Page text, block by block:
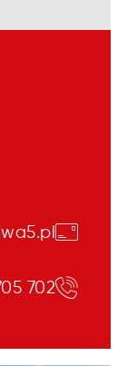
702